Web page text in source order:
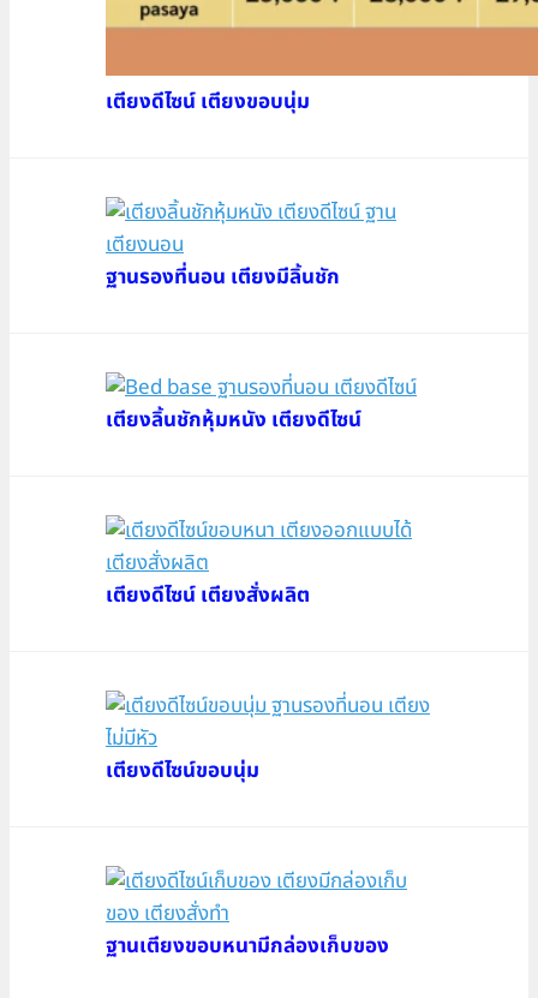
เตียงดีไซน์ เตียงขอบนุ่ม
ฐานรองที่นอน เตียงมีลิ้นชัก
เตียงลิ้นชักหุ้มหนัง เตียงดีไซน์
เตียงดีไซน์ เตียงสั่งผลิต
เตียงดีไซน์ขอบนุ่ม
ฐานเตียงขอบหนามีกล่องเก็บของ